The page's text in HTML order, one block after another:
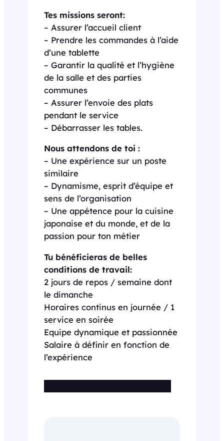
Tes missions seront:
– Assurer l’accueil client
– Prendre les commandes à l’aide
d’une tablette
– Garantir la qualité et l’hygiène
de la salle et des parties
communes
– Assurer l’envoie des plats
pendant le service
– Débarrasser les tables.
Nous attendons de toi :
– Une expérience sur un poste
similaire
– Dynamisme, esprit d’équipe et
sens de l’organisation
– Une appétence pour la cuisine
japonaise et du monde, et de la
passion pour ton métier
Tu bénéficieras de belles
conditions de travail:
2 jours de repos / semaine dont
le dimanche
Horaires continus en journée / 1
service en soirée
Equipe dynamique et passionnée
Salaire à définir en fonction de
l’expérience